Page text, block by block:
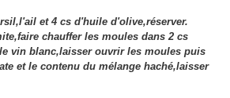
et 4 cs d'huile d'olive,réserver.
chauffer les moules dans 2 cs
vin blanc,laisser ouvrir les moules puis
et le contenu du mélange haché,laisser